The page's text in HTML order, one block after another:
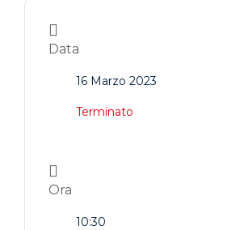
Data
16 Marzo 2023
Terminato
Ora
10:30